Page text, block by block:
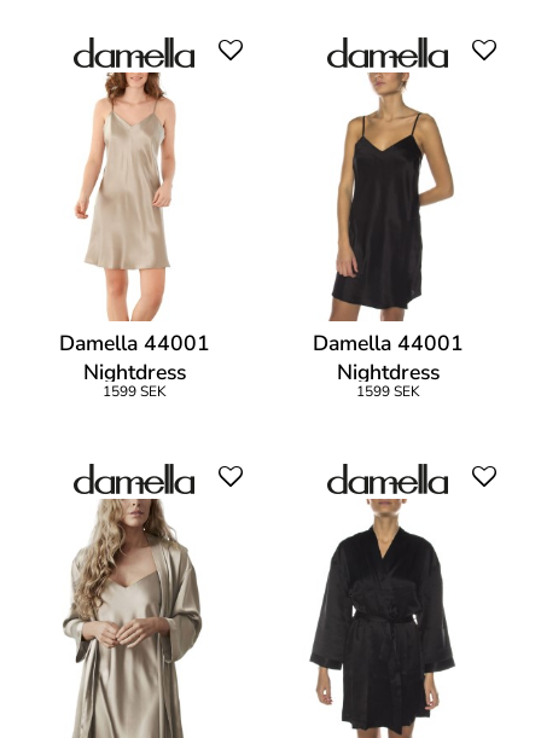
Damella 44001
Nightdress
1599 SEK
Damella 44001
Nightdress
1599 SEK